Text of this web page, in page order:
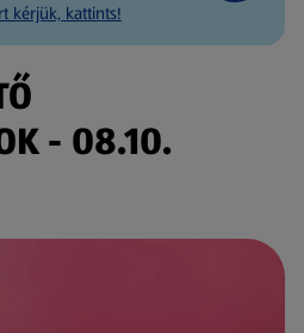
kérjük, kattints!
- 08.10.